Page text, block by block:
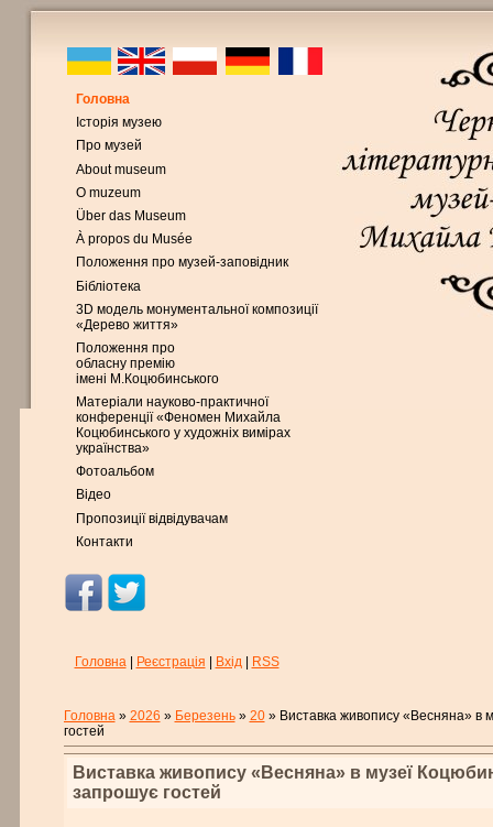
Головна
Історія музею
Про музей
About museum
O muzeum
Über das Museum
À propos du Musée
Положення про музей-заповідник
Бібліотека
3D модель монументальної композиції
«Дерево життя»
Положення про
обласну премію
імені М.Коцюбинського
Матеріали науково-практичної
конференції «Феномен Михайла
Коцюбинського у художніх вимірах
українства»
Фотоальбом
Відео
Пропозиції відвідувачам
Контакти
Головна| Реєстрація Вхід| RSS
Головна» 2026 » Березень » 20» Виставка живопису «Весняна» в
гостей
Виставка живопису «Весняна» в музеї
запрошує гостей